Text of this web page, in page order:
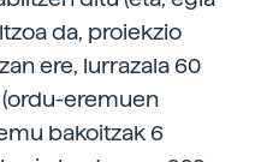
da, proiekzio
ere, lurrazala 60
eremuen
bakoitzak 6